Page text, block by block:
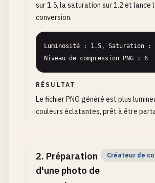
sur 1.5, la saturation sur 1.2 et lance
conversion.
Luminosité : 1.5, Saturation :
Niveau de compression PNG : 6
RÉSULTAT
Le fichier PNG généré est plus
couleurs éclatantes, prêt à être
2. Préparation
d'une photo de
Créateur de